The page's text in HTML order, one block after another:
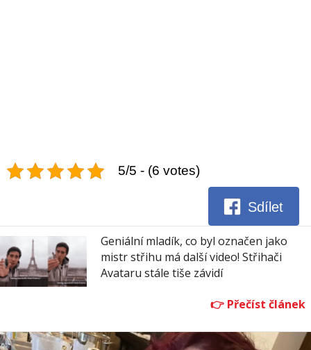
5/5 - (6 votes)
Sdílet
Geniální mladík, co byl označen jako
mistr střihu má další video! Střihači
Avataru stále tiše závidí